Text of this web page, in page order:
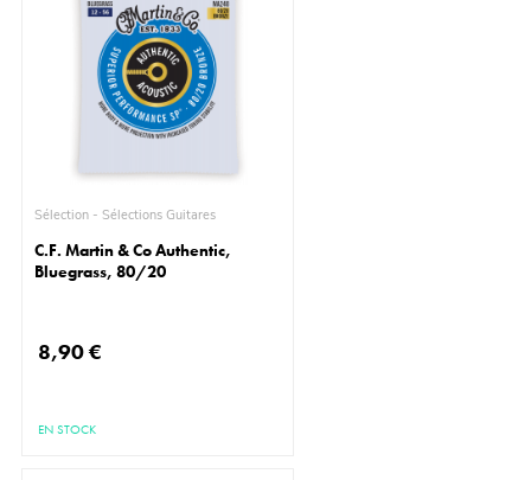
Sélection - Sélections Guitares
C.F. Martin & Co Authentic,
Bluegrass, 80/20
8,90 €
EN STOCK